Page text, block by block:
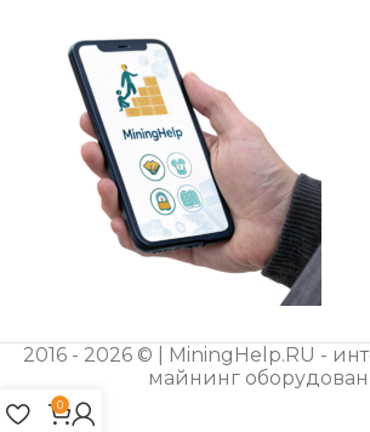
2016 - 2026 © | MiningHelp.RU -
майнинг
0